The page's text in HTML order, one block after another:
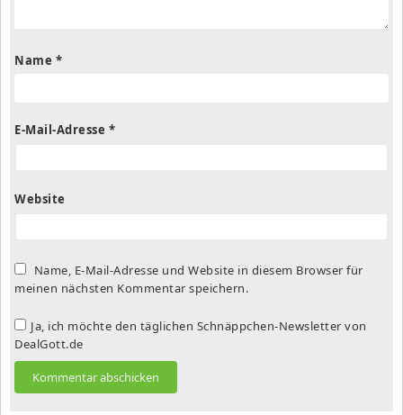
Name *
E-Mail-Adresse *
Website
Name, E-Mail-Adresse und Website in diesem Browser für
meinen nächsten Kommentar speichern.
Ja, ich möchte den täglichen Schnäppchen-Newsletter von
DealGott.de